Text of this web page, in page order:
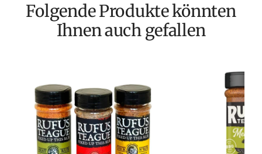
Folgende Produkte könnten
Ihnen auch gefallen